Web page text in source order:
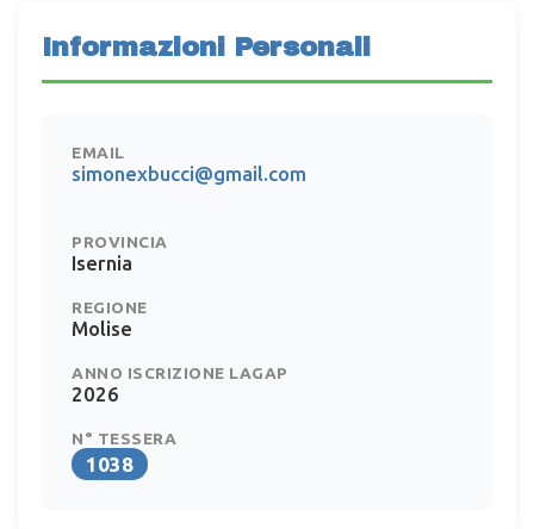
Informazioni Personali
EMAIL
simonexbucci@gmail.com
PROVINCIA
Isernia
REGIONE
Molise
ANNO ISCRIZIONE LAGAP
2026
N° TESSERA
1038